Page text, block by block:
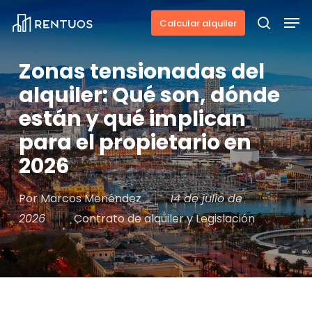
to
content
Calcular alquiler search
Zonas tensionadas del
alquiler: Qué son, dónde
están y qué implican
para el propietario en
2026
PorMarcos Menéndez
14 de julio de
2026
Contrato de alquiler y Legislación